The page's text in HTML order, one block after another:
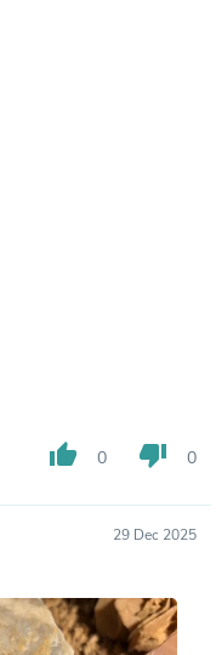
thumb_up 0 thumb_down 0
29 Dec 2025